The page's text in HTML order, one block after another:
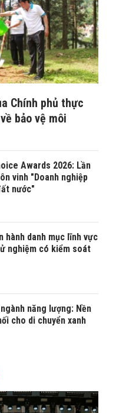
Chính phủ thực
bảo vệ môi
Awards 2026: Lần
vinh "Doanh nghiệp
nước"
hành danh mục lĩnh vực
nghiệm có kiểm soát
năng lượng: Nền
cho di chuyển xanh